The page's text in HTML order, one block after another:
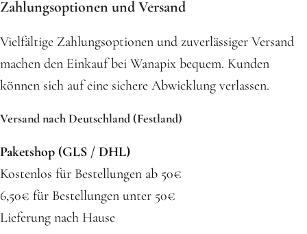
Zahlungsoptionen und Versand
Vielfältige Zahlungsoptionen und zuverlässiger Versand
machen den Einkauf bei Wanapix bequem. Kunden
können sich auf eine sichere Abwicklung verlassen.
Versand nach Deutschland (Festland)
Paketshop (GLS / DHL)
Kostenlos für Bestellungen ab 50€
6,50€ für Bestellungen unter 50€
Lieferung nach Hause